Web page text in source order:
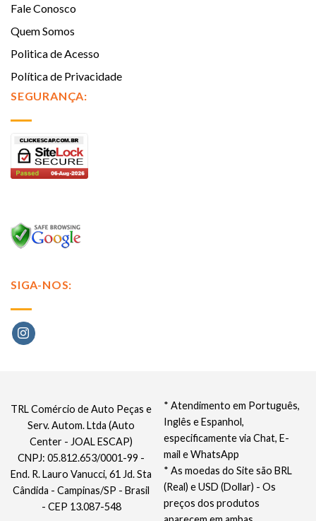
Fale Conosco
Quem Somos
Politica de Acesso
Política de Privacidade
SEGURANÇA:
SIGA-NOS:
* Atendimento em Português,
Inglês e Espanhol,
especificamente via Chat, E-
mail e WhatsApp
* As moedas do Site são BRL
(Real) e USD (Dollar) - Os
preços dos produtos
TRL Comércio de Auto Peças e
Serv. Autom. Ltda (Auto
Center - JOAL ESCAP)
CNPJ: 05.812.653/0001-99 -
End. R. Lauro Vanucci, 61 Jd. Sta
Cândida - Campinas/SP - Brasil
- CEP 13.087-548